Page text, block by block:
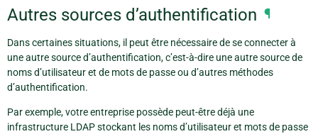
Autres sources d’authentification ¶
Dans certaines situations, il peut être nécessaire de se connecter à
une autre source d’authentification, c’est-à-dire une autre source de
noms d’utilisateur et de mots de passe ou d’autres méthodes
d’authentification.
Par exemple, votre entreprise possède peut-être déjà une
infrastructure LDAP stockant les noms d’utilisateur et mots de passe